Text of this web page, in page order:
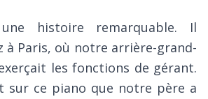
histoire remarquable. Il
à Paris, où notre arrière-grand-
les fonctions de gérant.
sur ce piano que notre père a